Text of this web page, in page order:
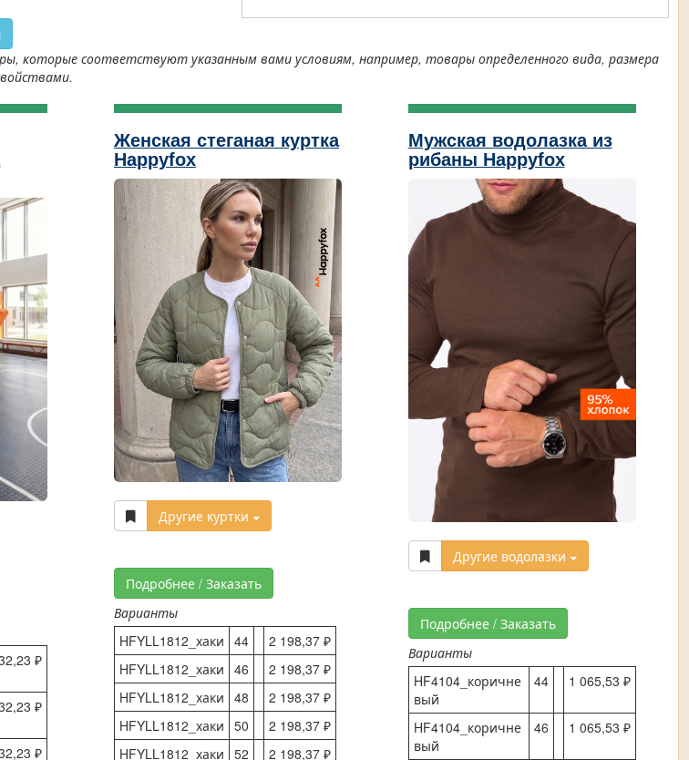
которые соответствуют указанным вами условиям, например, товары определенного вида, размера
₽
₽
₽
Женская стеганая куртка
Happyfox
Другие куртки
Подробнее / Заказать
Варианты
HFYLL1812_хаки 44
2 198,37 ₽
HFYLL1812_хаки 46
2 198,37 ₽
HFYLL1812_хаки 48
2 198,37 ₽
HFYLL1812_хаки 50
2 198,37 ₽
HFYLL1812_хаки 52
2 198,37 ₽
Мужская водолазка из
рибаны Happyfox
Другие водолазки
Подробнее / Заказать
Варианты
HF4104_коричне
вый
44 1 065,53 ₽
HF4104_коричне
вый
46 1 065,53 ₽